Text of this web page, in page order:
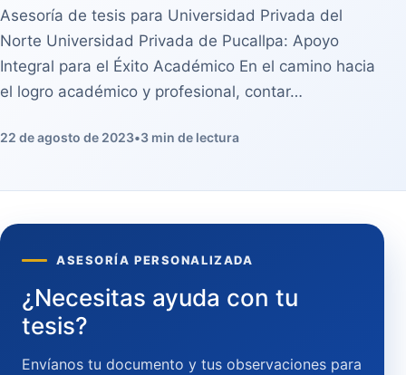
Asesoría de tesis para Universidad Privada del
Norte Universidad Privada de Pucallpa: Apoyo
Integral para el Éxito Académico En el camino hacia
el logro académico y profesional, contar…
22 de agosto de 2023•3 min de lectura
ASESORÍA PERSONALIZADA
¿Necesitas ayuda con tu
tesis?
Envíanos tu documento y tus observaciones para